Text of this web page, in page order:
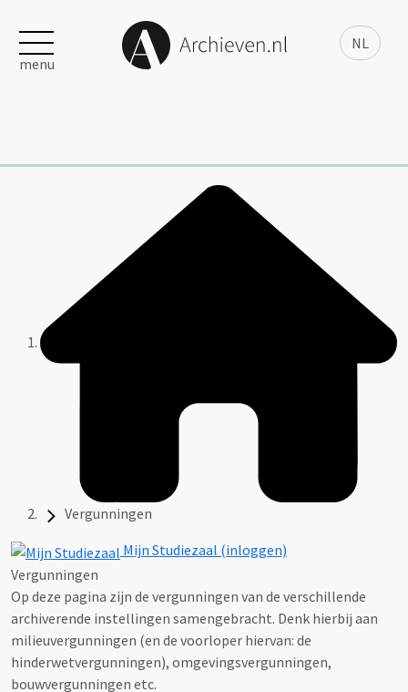
NL
menu
Vergunningen
Mijn Studiezaal (inloggen)
Vergunningen
Op deze pagina zijn de vergunningen van de verschillende
archiverende instellingen samengebracht. Denk hierbij aan
milieuvergunningen (en de voorloper hiervan: de
hinderwetvergunningen), omgevingsvergunningen,
bouwvergunningen etc.